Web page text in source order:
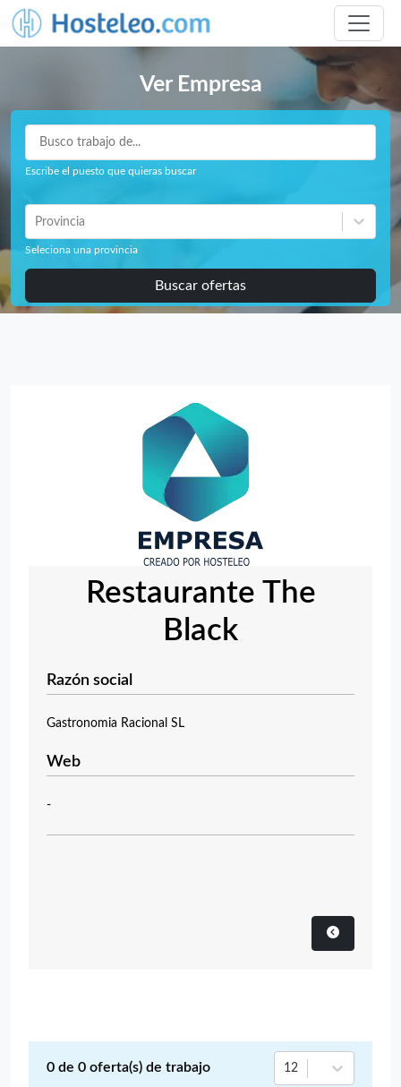
Ver Empresa
Escribe el puesto que quieras buscar
Provincia
Seleciona una provincia
Buscar ofertas
Restaurante The
Black
Razón social
Gastronomia Racional SL
Web
-
0 de 0 oferta(s) de trabajo 12